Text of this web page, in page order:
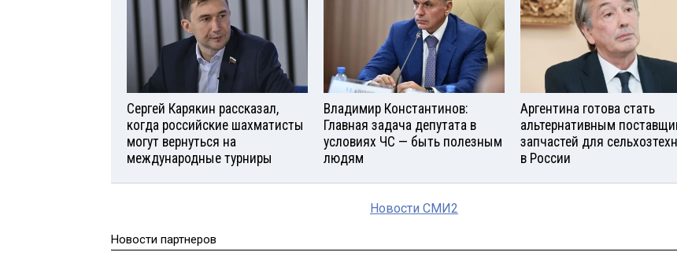
Сергей Карякин рассказал,
когда российские шахматисты
могут вернуться на
международные турниры
Владимир Константинов:
Главная задача депутата в
условиях ЧС — быть полезным
людям
Аргентина готова стать
альтернативным
запчастей для
в России
Новости СМИ2
Новости партнеров